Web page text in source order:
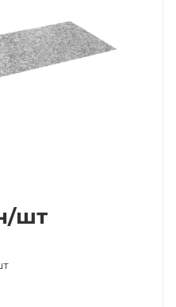
/шт